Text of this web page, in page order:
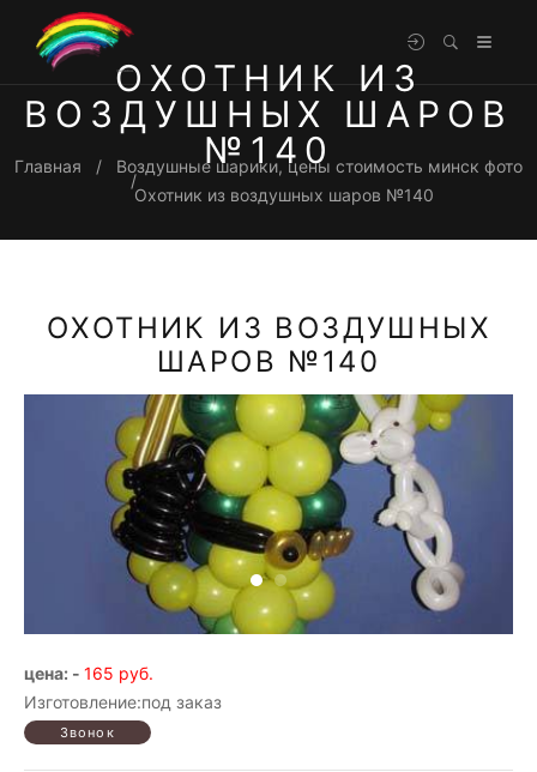
ОХОТНИК ИЗ
ВОЗДУШНЫХ ШАРОВ
№140
Главная
Воздушные шарики, цены стоимость минск фото
Охотник из воздушных шаров №140
ОХОТНИК ИЗ ВОЗДУШНЫХ
ШАРОВ №140
цена: - 165 руб.
Изготовление:под заказ